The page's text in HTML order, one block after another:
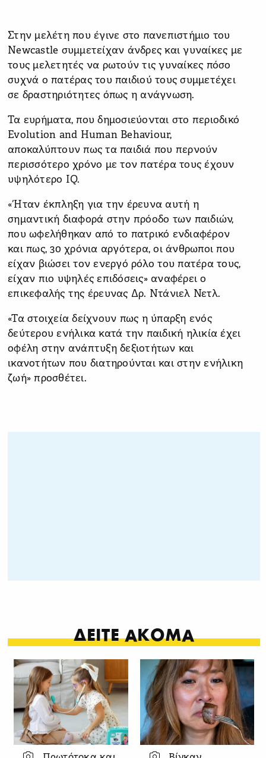
Στην μελέτη που έγινε στο πανεπιστήμιο του
Newcastle συμμετείχαν άνδρες και γυναίκες με
τους μελετητές να ρωτούν τις γυναίκες πόσο
συχνά ο πατέρας του παιδιού τους συμμετέχει
σε δραστηριότητες όπως η ανάγνωση.
Τα ευρήματα, που δημοσιεύονται στο περιοδικό
Evolution and Human Behaviour,
αποκαλύπτουν πως τα παιδιά που περνούν
περισσότερο χρόνο με τον πατέρα τους έχουν
υψηλότερο IQ.
«Ήταν έκπληξη για την έρευνα αυτή η
σημαντική διαφορά στην πρόοδο των παιδιών,
που ωφελήθηκαν από το πατρικό ενδιαφέρον
και πως, 30 χρόνια αργότερα, οι άνθρωποι που
είχαν βιώσει τον ενεργό ρόλο του πατέρα τους,
είχαν πιο υψηλές επιδόσεις» αναφέρει ο
επικεφαλής της έρευνας Δρ. Ντάνιελ Νετλ.
«Τα στοιχεία δείχνουν πως η ύπαρξη ενός
δεύτερου ενήλικα κατά την παιδική ηλικία έχει
οφέλη στην ανάπτυξη δεξιοτήτων και
ικανοτήτων που διατηρούνται και στην ενήλικη
ζωή» προσθέτει.
ΔΕΙΤΕ ΑΚΟΜΑ